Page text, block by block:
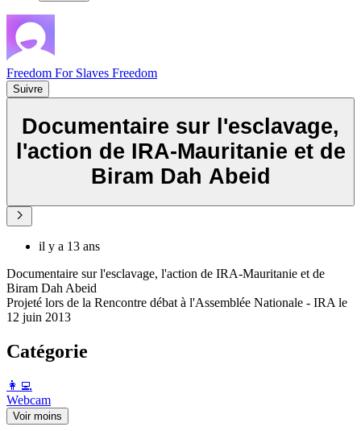
Freedom For Slaves Freedom
Suivre
Documentaire sur l'esclavage,
l'action de IRA-Mauritanie et de
Biram Dah Abeid
il y a 13 ans
Documentaire sur l'esclavage, l'action de IRA-Mauritanie et de
Biram Dah Abeid
Projeté lors de la Rencontre débat à l'Assemblée Nationale - IRA le
12 juin 2013
Catégorie
️👩‍💻️
Webcam
Voir moins